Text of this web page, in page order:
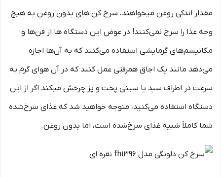
مقدار اندکی روغن می­خواهند، سرخ کن های بدون روغن به هیچ
وجه غذا را سرخ نمی‌کنند! در عوض این دستگاه ها از فن‌ها و
مکانیسم‌های گرمایشی استفاده می‌کنند که به آن‌ها اجازه
می‌دهد مانند یک اجاق همرفتی عمل کنند که در آن هوای گرم به
سرعت در اطراف سبد یا سینی پخت و پز چرخش می­کند اگر از این
دستگاه استفاده می‌کنید، متوجه خواهید شد که غذای سرخ‌شده
شما کاملاً شبیه غذای سرخ‌شده است، اما بدون روغن.